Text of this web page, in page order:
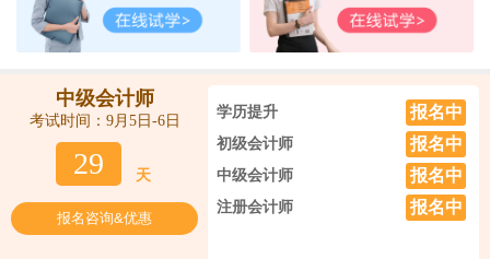
中级会计师
考试时间：9月5日-6日
29 天
报名咨询&优惠
学历提升 报名中
初级会计师 报名中
中级会计师 报名中
注册会计师 报名中